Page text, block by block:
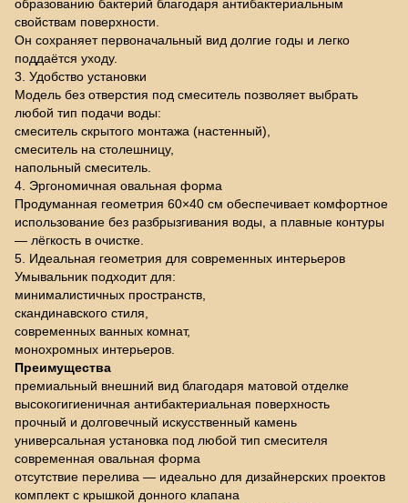
образованию бактерий благодаря антибактериальным
свойствам поверхности.
Он сохраняет первоначальный вид долгие годы и легко
поддаётся уходу.
3. Удобство установки
Модель без отверстия под смеситель позволяет выбрать
любой тип подачи воды:
смеситель скрытого монтажа (настенный),
смеситель на столешницу,
напольный смеситель.
4. Эргономичная овальная форма
Продуманная геометрия 60×40 см обеспечивает комфортное
использование без разбрызгивания воды, а плавные контуры
— лёгкость в очистке.
5. Идеальная геометрия для современных интерьеров
Умывальник подходит для:
минималистичных пространств,
скандинавского стиля,
современных ванных комнат,
монохромных интерьеров.
Преимущества
премиальный внешний вид благодаря матовой отделке
высокогигиеничная антибактериальная поверхность
прочный и долговечный искусственный камень
универсальная установка под любой тип смесителя
современная овальная форма
отсутствие перелива — идеально для дизайнерских проектов
комплект с крышкой донного клапана